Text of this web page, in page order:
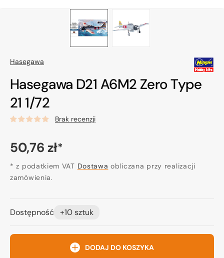
Hasegawa
Hasegawa D21 A6M2 Zero Type
21 1/72
Brak recenzji
Cena
regularna
50,76 zł*
* z podatkiem VAT Dostawa obliczana przy realizacji
zamówienia.
Dostępność +10 sztuk
DODAJ DO KOSZYKA